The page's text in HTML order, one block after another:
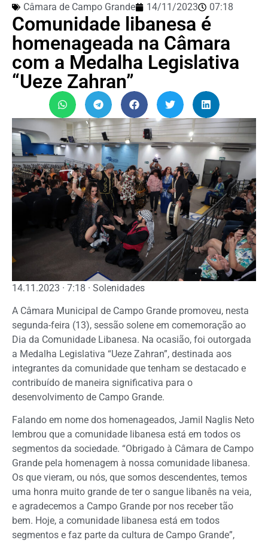
Câmara de Campo Grande 14/11/2023 07:18
Comunidade libanesa é
homenageada na Câmara
com a Medalha Legislativa
“Ueze Zahran”
14.11.2023 · 7:18 · Solenidades
A Câmara Municipal de Campo Grande promoveu, nesta
segunda-feira (13), sessão solene em comemoração ao
Dia da Comunidade Libanesa. Na ocasião, foi outorgada
a Medalha Legislativa “Ueze Zahran”, destinada aos
integrantes da comunidade que tenham se destacado e
contribuído de maneira significativa para o
desenvolvimento de Campo Grande.
Falando em nome dos homenageados, Jamil Naglis Neto
lembrou que a comunidade libanesa está em todos os
segmentos da sociedade. “Obrigado à Câmara de Campo
Grande pela homenagem à nossa comunidade libanesa.
Os que vieram, ou nós, que somos descendentes, temos
uma honra muito grande de ter o sangue libanês na veia,
e agradecemos a Campo Grande por nos receber tão
bem. Hoje, a comunidade libanesa está em todos
segmentos e faz parte da cultura de Campo Grande”,